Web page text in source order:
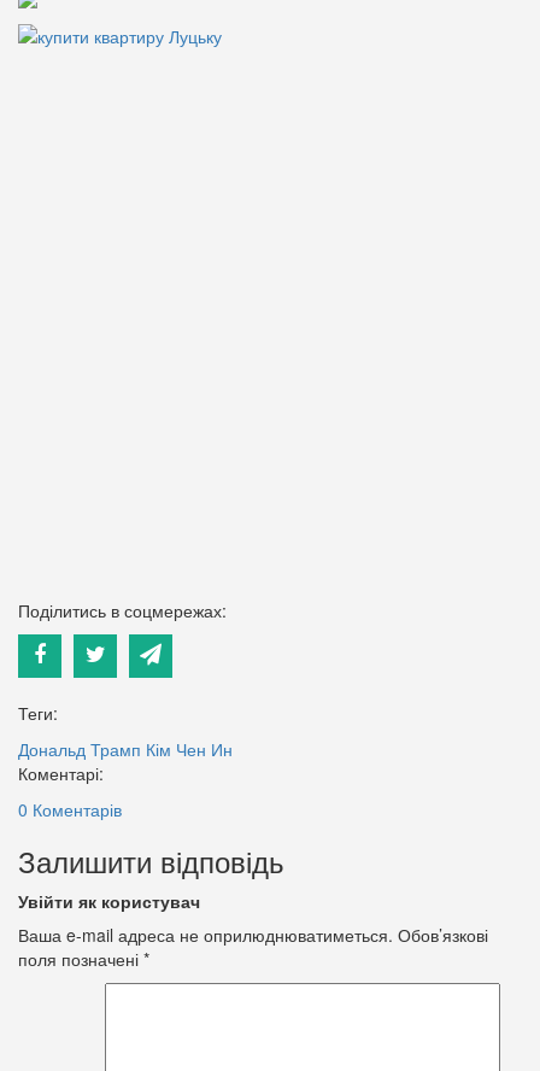
Поділитись в соцмережах:
Теги:
Дональд Трамп Кім Чен Ин
Коментарі:
0 Коментарів
Залишити відповідь
Увійти як користувач
Ваша e-mail адреса не оприлюднюватиметься. Обов’язкові
поля позначені *